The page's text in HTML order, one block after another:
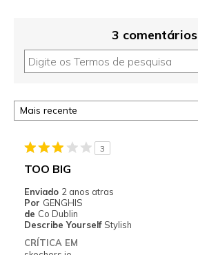
3 comentários
3
TOO BIG
Enviado 2 anos atras
Por GENGHIS
de Co Dublin
Describe Yourself Stylish
CRÍTICA EM